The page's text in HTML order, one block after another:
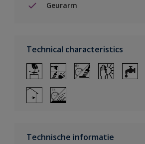
Geurarm
Technical characteristics
Technische informatie